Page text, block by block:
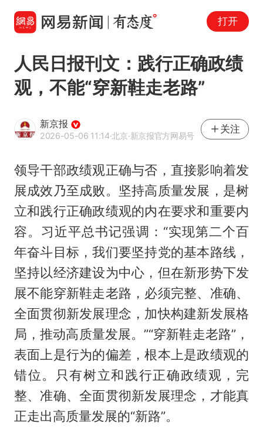
打开
人民日报刊文：践行正确政绩
观，不能“穿新鞋走老路”
新京报
2026-05-06 11:14·北京·新京报官方网易号
关注
领导干部政绩观正确与否，直接影响着发
展成效乃至成败。坚持高质量发展，是树
立和践行正确政绩观的内在要求和重要内
容。习近平总书记强调：“实现第二个百
年奋斗目标，我们要坚持党的基本路线，
坚持以经济建设为中心，但在新形势下发
展不能穿新鞋走老路，必须完整、准确、
全面贯彻新发展理念，加快构建新发展格
局，推动高质量发展。”“穿新鞋走老路”，
表面上是行为的偏差，根本上是政绩观的
错位。只有树立和践行正确政绩观，完
整、准确、全面贯彻新发展理念，才能真
正走出高质量发展的“新路”。